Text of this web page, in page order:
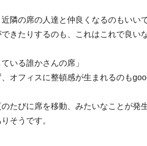
隣の席の人達と仲良くなるのもい
きたりするのも、これはこれで良い
いる誰かさんの席」
オフィスに整頓感が生まれるのも
たびに席を移動、みたいなことが発
そうです。